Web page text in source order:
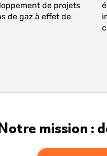
de projets
de gaz à effet de
mission :